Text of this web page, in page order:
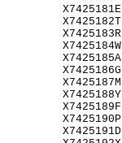
X7425181E
X7425182T
X7425183R
X7425184W
X7425185A
X7425186G
X7425187M
X7425188Y
X7425189F
X7425190P
X7425191D